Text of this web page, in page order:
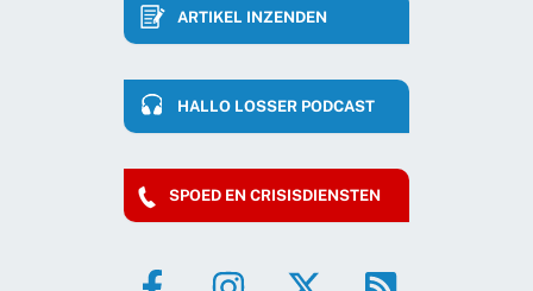
ARTIKEL INZENDEN
HALLO LOSSER PODCAST
SPOED EN CRISISDIENSTEN